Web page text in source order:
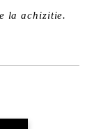
la achizitie.